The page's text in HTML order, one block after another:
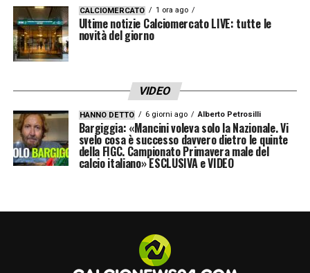
CALCIOMERCATO 1 ora ago
Ultime notizie Calciomercato LIVE: tutte le
novità del giorno
VIDEO
HANNO DETTO 6 giorni ago Alberto Petrosilli
Bargiggia: «Mancini voleva solo la Nazionale. Vi
svelo cosa è successo davvero dietro le quinte
della FIGC. Campionato Primavera male del
calcio italiano» ESCLUSIVA e VIDEO